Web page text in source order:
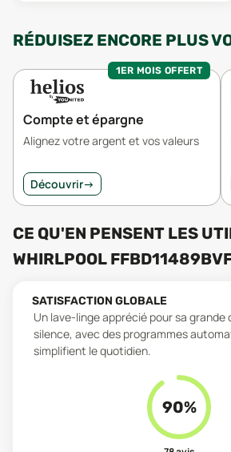
RÉDUISEZ ENCORE PLUS
1ER MOIS OFFERT
Compte et épargne
Alignez votre argent et vos valeurs
Découvrir→
CE QU'EN PENSENT LES
WHIRLPOOL
SATISFACTION GLOBALE
Un lave-linge apprécié pour sa
silence, avec des programmes
simplifient le quotidien.
90%